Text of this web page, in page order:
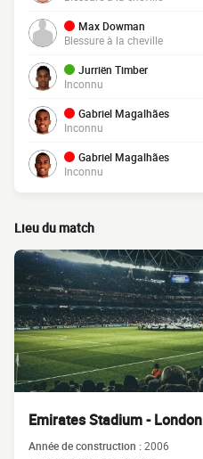
Max Dowman
Blessure à la cheville
Jurriën Timber
Inconnu
Gabriel Magalhães
Inconnu
Gabriel Magalhães
Inconnu
Lieu du match
Emirates Stadium - London
Année de construction :2006